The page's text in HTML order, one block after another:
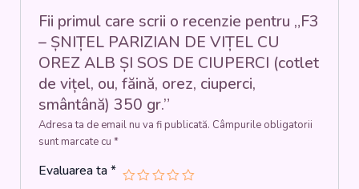
CIUPERCI
(cotlet
smântână)
Fii primul care scrii o recenzie pentru „F3
– ȘNIȚEL PARIZIAN DE VIȚEL CU
OREZ ALB ȘI SOS DE CIUPERCI (cotlet
de vițel, ou, făină, orez, ciuperci,
smântână) 350 gr.”
Adresa ta de email nu va fi publicată. Câmpurile obligatorii
sunt marcate cu *
Evaluarea ta*